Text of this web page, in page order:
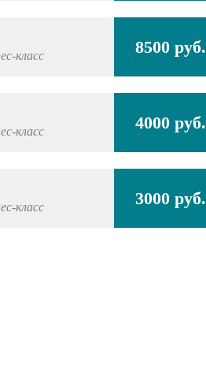
класс 8500 руб.
класс 4000 руб.
класс 3000 руб.